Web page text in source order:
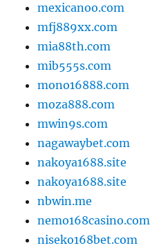
mexicanoo.com
mfj889xx.com
mia88th.com
mib555s.com
mono16888.com
moza888.com
mwin9s.com
nagawaybet.com
nakoya1688.site
nakoya1688.site
nbwin.me
nemo168casino.com
niseko168bet.com